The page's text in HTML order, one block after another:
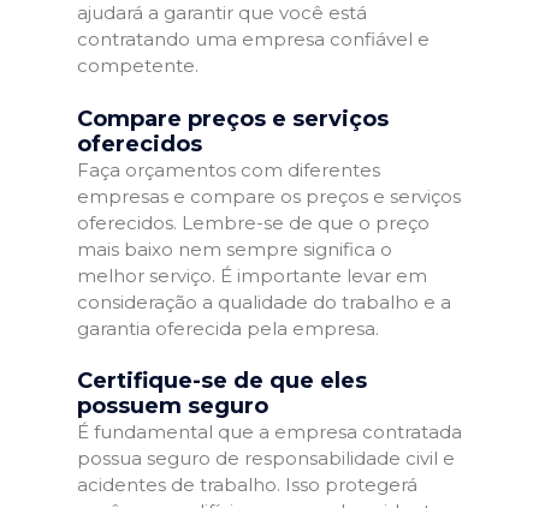
ajudará a garantir que você está
contratando uma empresa confiável e
competente.
Compare preços e serviços
oferecidos
Faça orçamentos com diferentes
empresas e compare os preços e serviços
oferecidos. Lembre-se de que o preço
mais baixo nem sempre significa o
melhor serviço. É importante levar em
consideração a qualidade do trabalho e a
garantia oferecida pela empresa.
Certifique-se de que eles
possuem seguro
É fundamental que a empresa contratada
possua seguro de responsabilidade civil e
acidentes de trabalho. Isso protegerá